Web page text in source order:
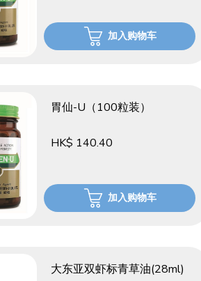
加入购物车
胃仙-U（100粒装）
HK$ 140.40
加入购物车
大东亚双虾标青草油(28ml)